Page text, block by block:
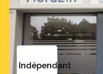
Indépendant